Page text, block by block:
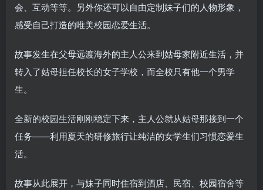
会、互动等等。另外你还可以自由定制妹子们的人物形象，
感受自己打造的唯美校园恋爱生活。
故事发生在父母远渡海外的主人公来到姑母家附近生活，并
转入了姑母担任校长的女子学校，而全校只有他一个男学
生。
全新的校园生活刚刚稳定下来，主人公就从姑母那接到一个
任务——利用夏天的研修旅行让纯洁的女学生们习惯恋爱生
活。
故事从此展开，与妹子同时住宿到酒店、民宿、校园宿舍等